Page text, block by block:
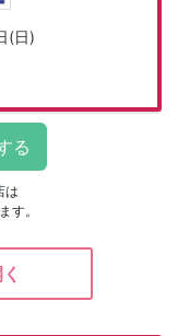
(日)
は
す。